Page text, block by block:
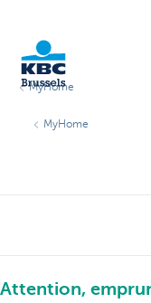
MyHome
MyHome
Attention,